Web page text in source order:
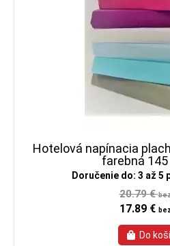
Hotelová napínacia
farebná
Doručenie do: 3 až 5
20.79 €
17.89 €